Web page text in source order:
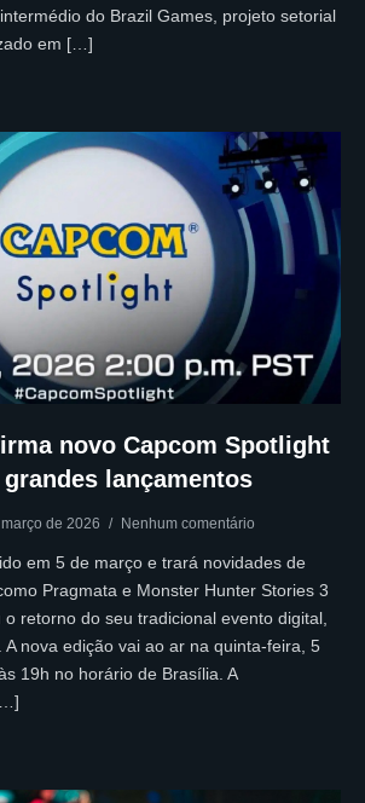
do Brazil Games, projeto setorial
em […]
novo Capcom Spotlight
lançamentos
de 2026 Nenhum comentário
em 5 de março e trará novidades de
Pragmata e Monster Hunter Stories 3
retorno do seu tradicional evento digital,
A nova edição vai ao ar na quinta-feira, 5
19h no horário de Brasília. A